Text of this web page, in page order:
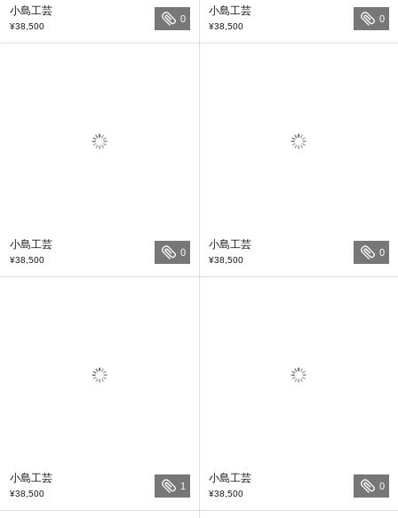
小島工芸
¥38,500
0
小島工芸
¥38,500
0
小島工芸
¥38,500
0
小島工芸
¥38,500
0
小島工芸
¥38,500
1
小島工芸
¥38,500
0